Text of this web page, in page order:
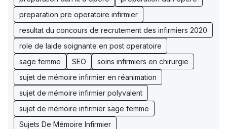
preparation pre operatoire infirmier
resultat du concours de recrutement des infirmiers 2020
role de laide soignante en post operatoire
sage femme
SEO
soins infirmiers en chirurgie
sujet de mémoire infirmier en réanimation
sujet de mémoire infirmier polyvalent
sujet de mémoire infirmier sage femme
Sujets De Mémoire Infirmier